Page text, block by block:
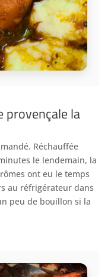
provençale la
Réchauffée
le lendemain, la
ont eu le temps
au réfrigérateur dans
peu de bouillon si la